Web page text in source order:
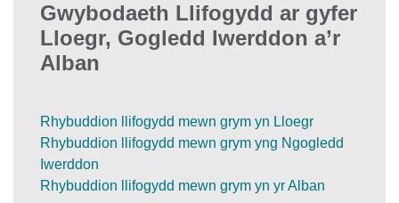
Gwybodaeth Llifogydd ar gyfer
Lloegr, Gogledd Iwerddon a’r
Alban
Rhybuddion llifogydd mewn grym yn Lloegr
Rhybuddion llifogydd mewn grym yng Ngogledd
Iwerddon
Rhybuddion llifogydd mewn grym yn yr Alban